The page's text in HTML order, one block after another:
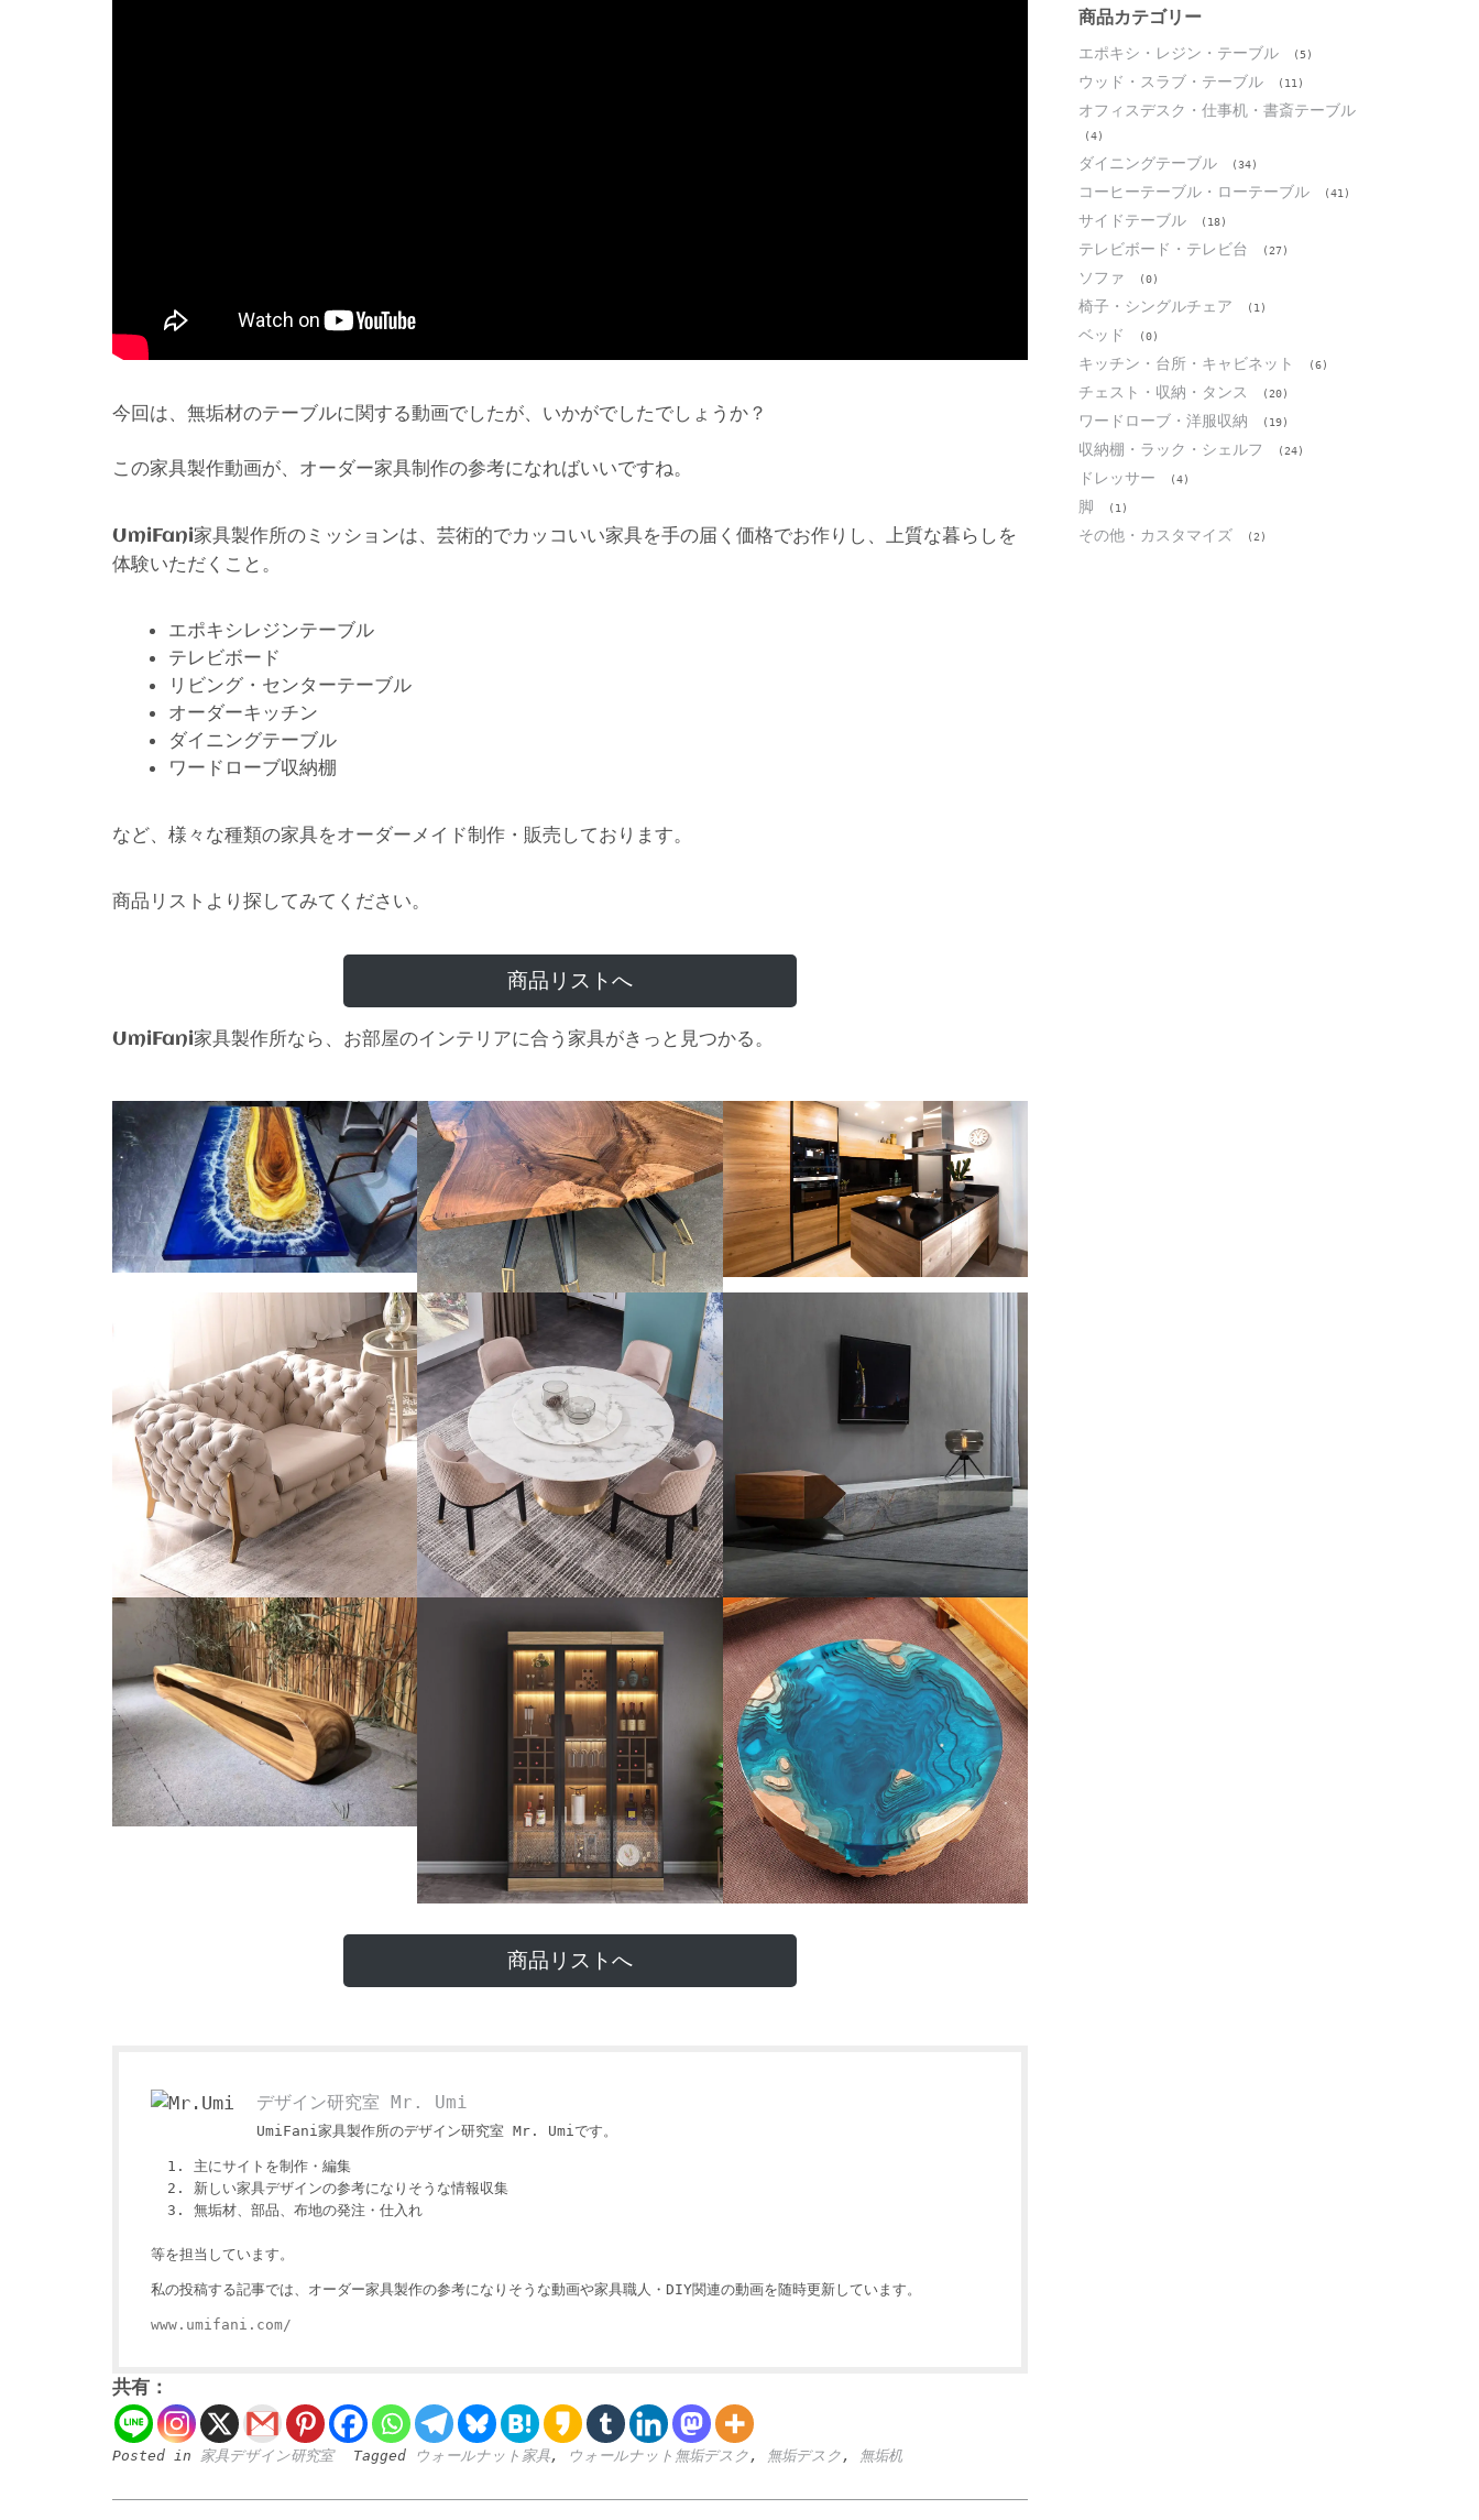
今回は、無垢材のテーブルに関する動画でしたが、いかがでしたでしょうか？
この家具製作動画が、オーダー家具制作の参考になればいいですね。
UmiFani家具製作所のミッションは、芸術的でカッコいい家具を手の届く価格でお作りし、上質な暮らしを
体験いただくこと。
エポキシレジンテーブル
テレビボード
リビング・センターテーブル
オーダーキッチン
ダイニングテーブル
ワードローブ収納棚
など、様々な種類の家具をオーダーメイド制作・販売しております。
商品リストより探してみてください。
商品リストへ
UmiFani家具製作所なら、お部屋のインテリアに合う家具がきっと見つかる。
商品リストへ
デザイン研究室 Mr. Umi
UmiFani家具製作所のデザイン研究室 Mr. Umiです。
主にサイトを制作・編集
新しい家具デザインの参考になりそうな情報収集
無垢材、部品、布地の発注・仕入れ
等を担当しています。
私の投稿する記事では、オーダー家具製作の参考になりそうな動画や家具職人・DIY関連の動画を随時更新しています。
www.umifani.com/
共有：
Posted in 家具デザイン研究室 Tagged ウォールナット家具, ウォールナット無垢デスク , 無垢デスク , 無垢机
ブ
商品カテゴリー
エポキシ・レジン・テーブル (5)
ウッド・スラブ・テーブル (11)
オフィスデスク・仕事机・書斎テーブル
(4)
ダイニングテーブル (34)
コーヒーテーブル・ローテーブル (41)
サイドテーブル (18)
テレビボード・テレビ台 (27)
ソファ (0)
椅子・シングルチェア (1)
ベッド (0)
キッチン・台所・キャビネット (6)
チェスト・収納・タンス (20)
ワードローブ・洋服収納 (19)
収納棚・ラック・シェルフ (24)
ドレッサー (4)
脚 (1)
その他・カスタマイズ (2)